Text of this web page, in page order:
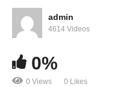
잇단 경고
admin
4614 Videos
0%
0 Views 0 Likes